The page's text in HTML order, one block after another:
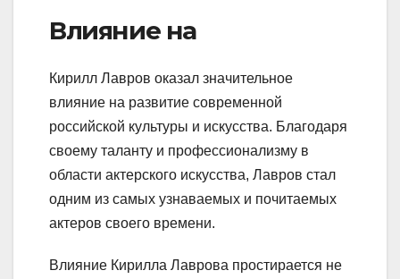
Влияние на
Кирилл Лавров оказал значительное
влияние на развитие современной
российской культуры и искусства. Благодаря
своему таланту и профессионализму в
области актерского искусства, Лавров стал
одним из самых узнаваемых и почитаемых
актеров своего времени.
Влияние Кирилла Лаврова простирается не